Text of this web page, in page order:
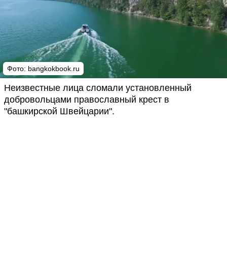
Фото: bangkokbook.ru
Неизвестные лица сломали установленный
добровольцами православный крест в
"башкирской Швейцарии".